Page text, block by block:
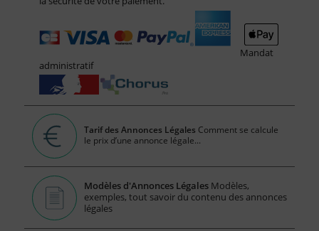
Mandat
administratif
Tarif des Annonces Légales Comment se calcule
le prix d’une annonce légale...
Modèles d'Annonces Légales Modèles,
exemples, tout savoir du contenu des annonces
légales